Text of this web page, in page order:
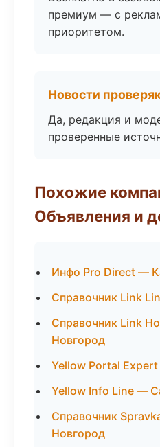
премиум — с
приоритетом.
Новости
Да, редакция и
проверенные
Похожие
Объявления и
Инфо Pro Direct —
Справочник Link
Справочник Link
Новгород
Yellow Portal
Yellow Info Line —
Справочник
Новгород